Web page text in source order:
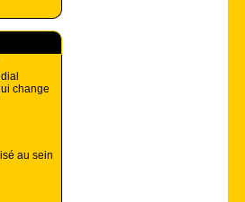
change
au sein